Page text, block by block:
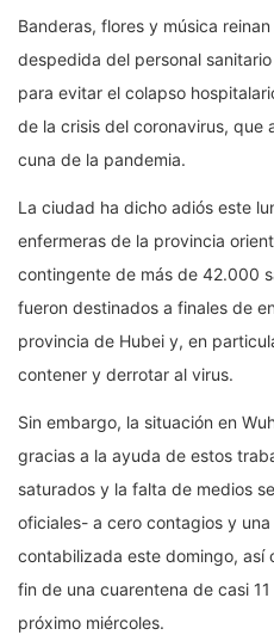
Banderas, flores y música
despedida del personal
para evitar el colapso
de la crisis del coronavirus, que
cuna de la pandemia.
La ciudad ha dicho adiós este
enfermeras de la provincia
contingente de más de 42.000
fueron destinados a finales de
provincia de Hubei y, en
contener y derrotar al virus.
Sin embargo, la situación en
gracias a la ayuda de estos
saturados y la falta de medios
oficiales- a cero contagios y
contabilizada este domingo, así
fin de una cuarentena de casi
próximo miércoles.